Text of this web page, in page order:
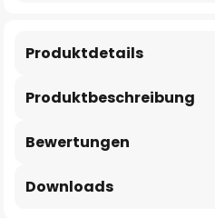
Produktbeschreibung
Produktdetails
Bewertungen
Downloads